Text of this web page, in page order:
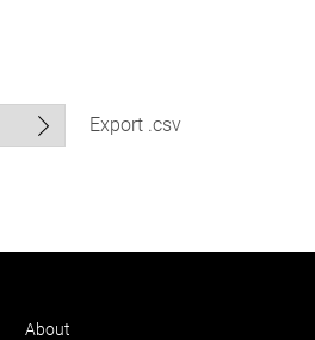
Export .csv
About